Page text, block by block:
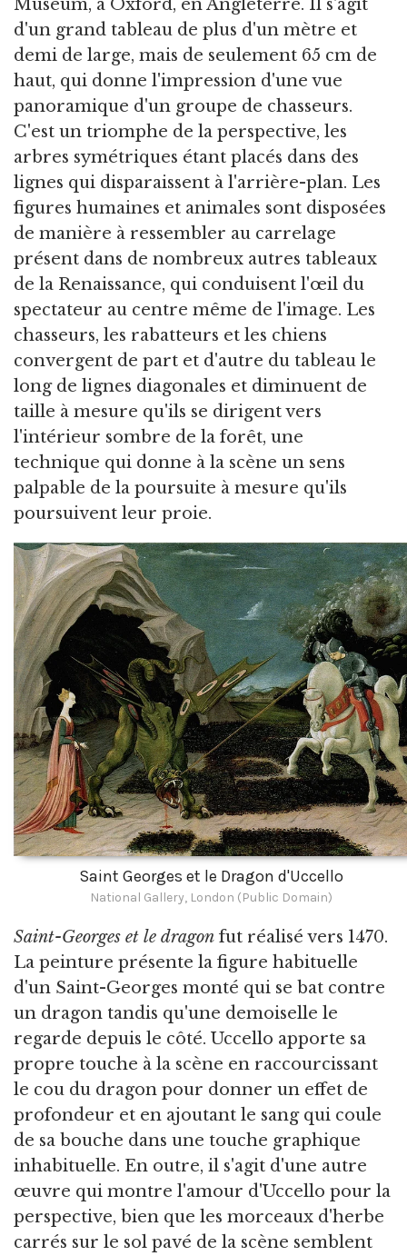
Museum, à Oxford, en Angleterre. Il s'agit
d'un grand tableau de plus d'un mètre et
demi de large, mais de seulement 65 cm de
haut, qui donne l'impression d'une vue
panoramique d'un groupe de chasseurs.
C'est un triomphe de la perspective, les
arbres symétriques étant placés dans des
lignes qui disparaissent à l'arrière-plan. Les
figures humaines et animales sont disposées
de manière à ressembler au carrelage
présent dans de nombreux autres tableaux
de la Renaissance, qui conduisent l'œil du
spectateur au centre même de l'image. Les
chasseurs, les rabatteurs et les chiens
convergent de part et d'autre du tableau le
long de lignes diagonales et diminuent de
taille à mesure qu'ils se dirigent vers
l'intérieur sombre de la forêt, une
technique qui donne à la scène un sens
palpable de la poursuite à mesure qu'ils
poursuivent leur proie.
Saint Georges et le Dragon d'Uccello
National Gallery, London (Public Domain)
Saint-Georges et le dragon fut réalisé vers 1470.
La peinture présente la figure habituelle
d'un Saint-Georges monté qui se bat contre
un dragon tandis qu'une demoiselle le
regarde depuis le côté. Uccello apporte sa
propre touche à la scène en raccourcissant
le cou du dragon pour donner un effet de
profondeur et en ajoutant le sang qui coule
de sa bouche dans une touche graphique
inhabituelle. En outre, il s'agit d'une autre
œuvre qui montre l'amour d'Uccello pour la
perspective, bien que les morceaux d'herbe
carrés sur le sol pavé de la scène semblent